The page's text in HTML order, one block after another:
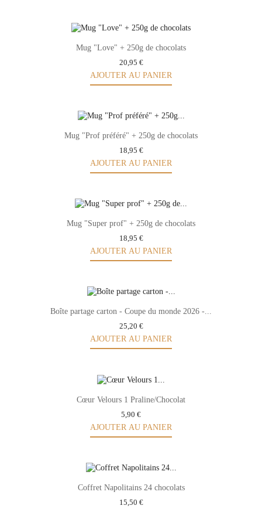
Mug "Love" + 250g de chocolats
20,95 €
AJOUTER AU PANIER
Mug "Prof préféré" + 250g de chocolats
18,95 €
AJOUTER AU PANIER
Mug "Super prof" + 250g de chocolats
18,95 €
AJOUTER AU PANIER
Boîte partage carton - Coupe du monde 2026 -...
25,20 €
AJOUTER AU PANIER
Cœur Velours 1 Praline/Chocolat
5,90 €
AJOUTER AU PANIER
Coffret Napolitains 24 chocolats
15,50 €